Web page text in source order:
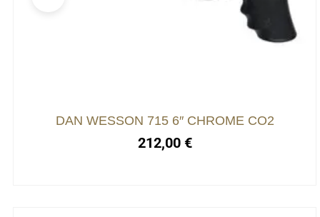
DAN WESSON 715 6″ CHROME CO2
212,00 €